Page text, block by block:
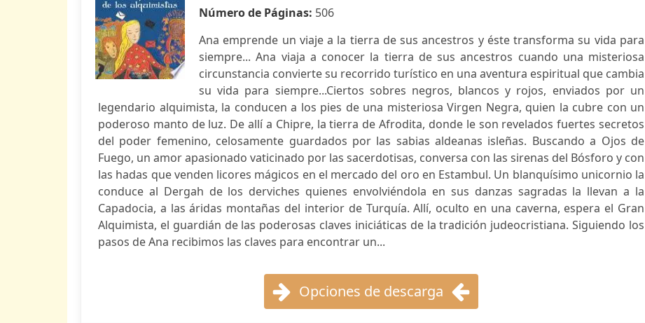
Número de Páginas: 506
Ana emprende un viaje a la tierra de sus ancestros y éste transforma su vida para
siempre... Ana viaja a conocer la tierra de sus ancestros cuando una misteriosa
circunstancia convierte su recorrido turístico en una aventura espiritual que cambia
su vida para siempre...Ciertos sobres negros, blancos y rojos, enviados por un
legendario alquimista, la conducen a los pies de una misteriosa Virgen Negra, quien la cubre con un
poderoso manto de luz. De allí a Chipre, la tierra de Afrodita, donde le son revelados fuertes secretos
del poder femenino, celosamente guardados por las sabias aldeanas isleñas. Buscando a Ojos de
Fuego, un amor apasionado vaticinado por las sacerdotisas, conversa con las sirenas del Bósforo y con
las hadas que venden licores mágicos en el mercado del oro en Estambul. Un blanquísimo unicornio la
conduce al Dergah de los derviches quienes envolviéndola en sus danzas sagradas la llevan a la
Capadocia, a las áridas montañas del interior de Turquía. Allí, oculto en una caverna, espera el Gran
Alquimista, el guardián de las poderosas claves iniciáticas de la tradición judeocristiana. Siguiendo los
pasos de Ana recibimos las claves para encontrar un...
Opciones de descarga